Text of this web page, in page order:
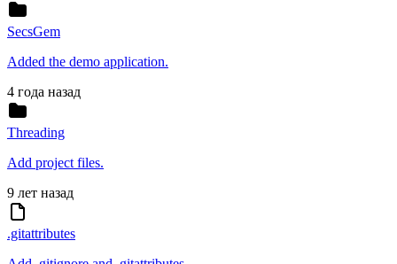
SecsGem
Added the demo application.
4 года назад
Threading
Add project files.
9 лет назад
.gitattributes